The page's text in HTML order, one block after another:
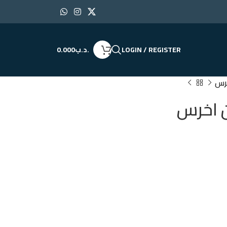
LOGIN / REGISTER .د.ب0.000
اخرس